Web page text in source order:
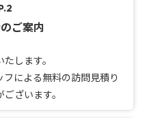
ご案内
します。
による無料の訪問見積り
ざいます。